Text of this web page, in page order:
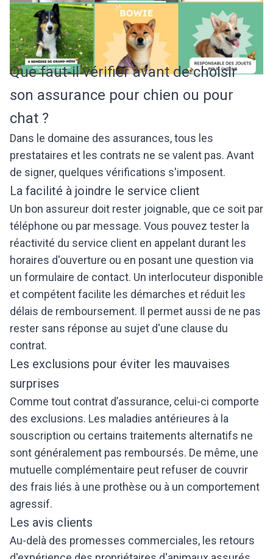
Que faut-il vérifier avant de choisir
son assurance pour chien ou pour
chat ?
Dans le domaine des assurances, tous les
prestataires et les contrats ne se valent pas. Avant
de signer, quelques vérifications s'imposent.
La facilité à joindre le service client
Un bon assureur doit rester joignable, que ce soit par
téléphone ou par message. Vous pouvez tester la
réactivité du service client en appelant durant les
horaires d'ouverture ou en posant une question via
un formulaire de contact. Un interlocuteur disponible
et compétent facilite les démarches et réduit les
délais de remboursement. Il permet aussi de ne pas
rester sans réponse au sujet d'une clause du
contrat.
Les exclusions pour éviter les mauvaises
surprises
Comme tout contrat d’assurance, celui-ci comporte
des exclusions. Les maladies antérieures à la
souscription ou certains traitements alternatifs ne
sont généralement pas remboursés. De même, une
mutuelle complémentaire peut refuser de couvrir
des frais liés à une prothèse ou à un comportement
agressif.
Les avis clients
Au-delà des promesses commerciales, les retours